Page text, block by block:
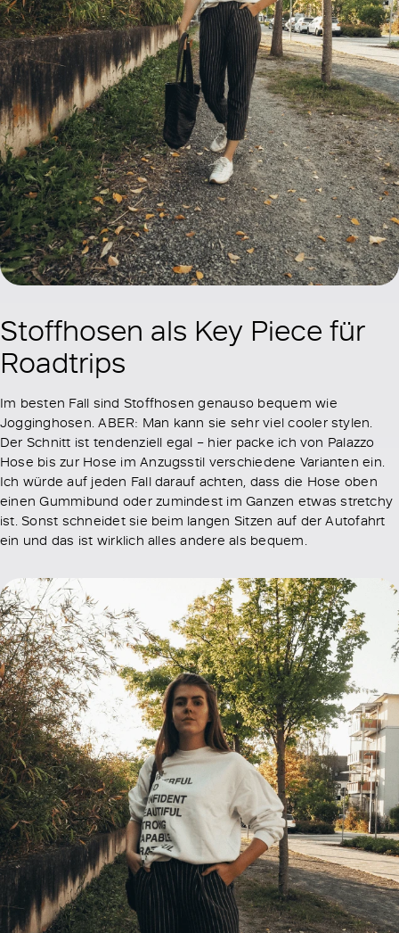
Stoffhosen als Key Piece für
Roadtrips
Im besten Fall sind Stoffhosen genauso bequem wie
Jogginghosen. ABER: Man kann sie sehr viel cooler stylen.
Der Schnitt ist tendenziell egal – hier packe ich von Palazzo
Hose bis zur Hose im Anzugsstil verschiedene Varianten ein.
Ich würde auf jeden Fall darauf achten, dass die Hose oben
einen Gummibund oder zumindest im Ganzen etwas stretchy
ist. Sonst schneidet sie beim langen Sitzen auf der Autofahrt
ein und das ist wirklich alles andere als bequem.